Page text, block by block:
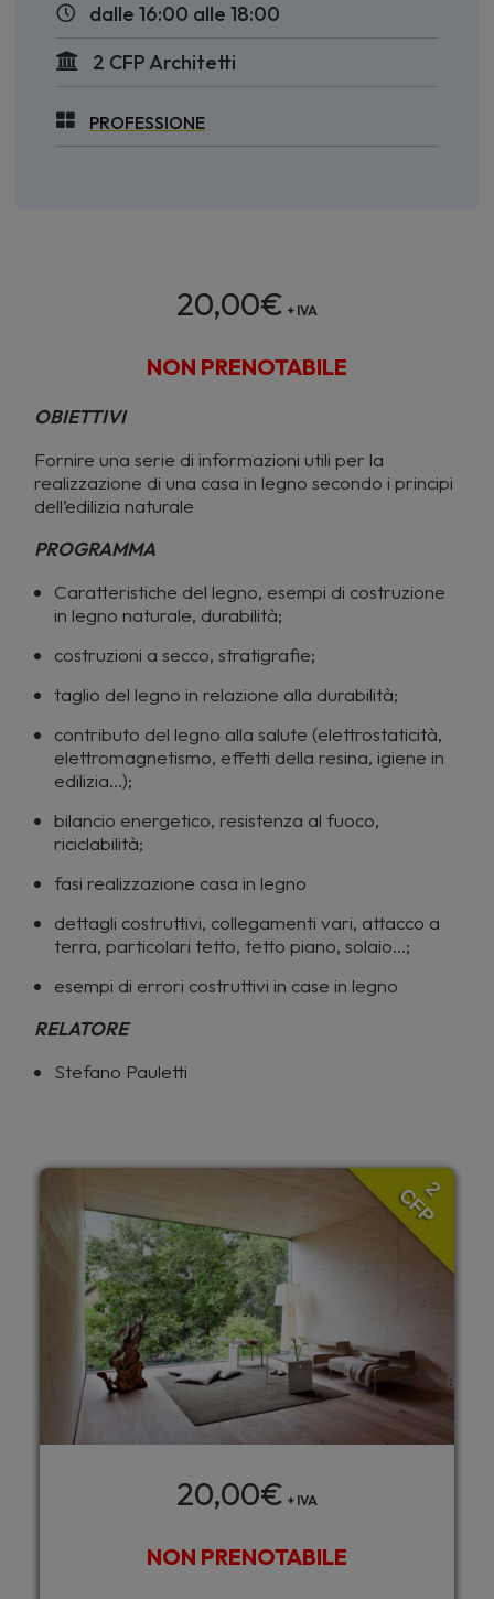
dalle 16:00 alle 18:00
2 CFP Architetti
PROFESSIONE
20,00€ + IVA
NON PRENOTABILE
OBIETTIVI
Fornire una serie di informazioni utili per la
realizzazione di una casa in legno secondo i principi
dell’edilizia naturale
PROGRAMMA
Caratteristiche del legno, esempi di costruzione
in legno naturale, durabilità;
costruzioni a secco, stratigrafie;
taglio del legno in relazione alla durabilità;
contributo del legno alla salute (elettrostaticità,
elettromagnetismo, effetti della resina, igiene in
edilizia…);
bilancio energetico, resistenza al fuoco,
riciclabilità;
fasi realizzazione casa in legno
dettagli costruttivi, collegamenti vari, attacco a
terra, particolari tetto, tetto piano, solaio…;
esempi di errori costruttivi in case in legno
RELATORE
Stefano Pauletti
2
CFP
20,00€ + IVA
NON PRENOTABILE